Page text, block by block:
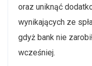
oraz uniknąć
wynikających ze
gdyż bank nie
wcześniej.